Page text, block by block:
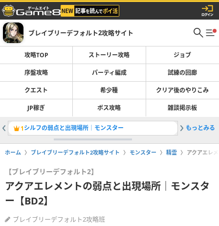
ブレイブリーデフォルト2攻略サイト
攻略TOP ストーリー攻略 ジョブ
序盤攻略 パーティ編成 試練の回廊
クエスト 希少種 クリア後のやりこみ
JP稼ぎ ボス攻略 雑談掲示板
1シルフの弱点と出現場所｜モンスター 2ヴァン
もっとみる
ホーム ブレイブリーデフォルト2攻略サイト モンスター 精霊 アクアエレ
【ブレイブリーデフォルト2】
アクアエレメントの弱点と出現場所｜モンスタ
ー【BD2】
ブレイブリーデフォルト2攻略班